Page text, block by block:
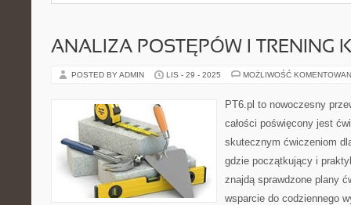
ANALIZA POSTĘPÓW I TRENING
POSTED BY ADMIN LIS - 29 - 2025 MOŻLIWOŚĆ
PT6.pl to nowoczesny
całości poświęcony jest
skutecznym ćwiczeniom
gdzie początkujący i
znajdą sprawdzone plany
wsparcie do codziennego